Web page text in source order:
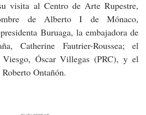
visita al Centro de Arte Rupestre,
de Alberto I de Mónaco,
Buruaga, la embajadora de
Catherine Fautrier-Roussea; el
Viesgo, Óscar Villegas (PRC), y el
Ontañón.